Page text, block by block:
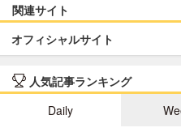
関連サイト
オフィシャルサイト
人気記事ランキング
Daily